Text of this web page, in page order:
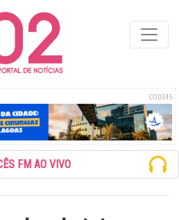
COD345
AO VIVO